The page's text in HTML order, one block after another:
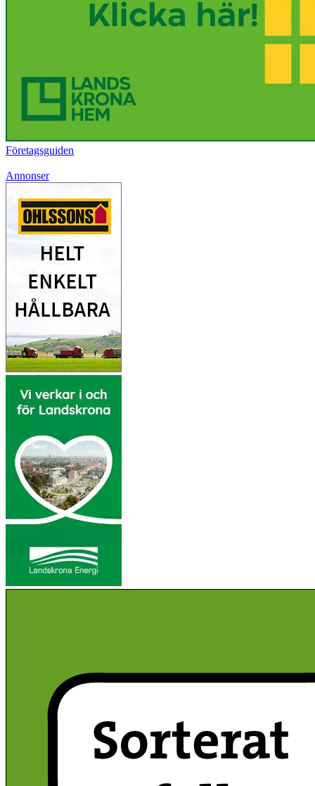
Företagsguiden
Annonser